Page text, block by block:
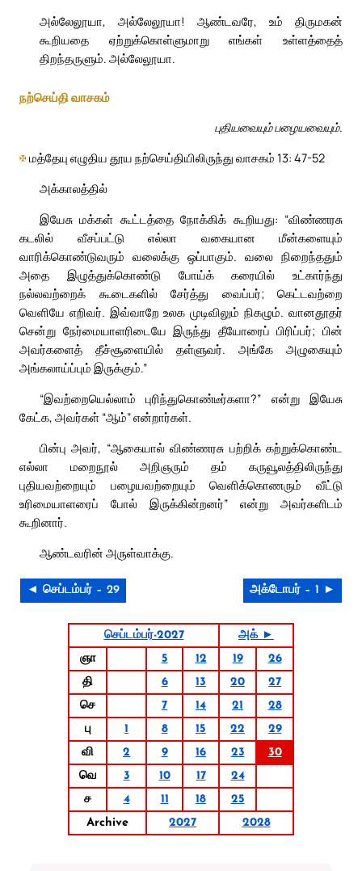
அல்லேலூயா, அல்லேலூயா! ஆண்டவரே, உம் திருமகன்
கூறியதை ஏற்றுக்கொள்ளுமாறு எங்கள் உள்ளத்தைத்
திறந்தருளும். அல்லேலூயா.
நற்செய்தி வாசகம்
புதியவையும் பழையவையும்.
✠மத்தேயு எழுதிய தூய நற்செய்தியிலிருந்து வாசகம் 13: 47-52
அக்காலத்தில்
இயேசு மக்கள் கூட்டத்தை நோக்கிக் கூறியது: “விண்ணரசு
கடலில் வீசப்பட்டு எல்லா வகையான மீன்களையும்
வாரிக்கொண்டுவரும் வலைக்கு ஒப்பாகும். வலை நிறைந்ததும்
அதை இழுத்துக்கொண்டு போய்க் கரையில் உட்கார்ந்து
நல்லவற்றைக் கூடைகளில் சேர்த்து வைப்பர்; கெட்டவற்றை
வெளியே எறிவர். இவ்வாறே உலக முடிவிலும் நிகழும். வானதூதர்
சென்று நேர்மையாளரிடையே இருந்து தீயோரைப் பிரிப்பர்; பின்
அவர்களைத் தீச்சூளையில் தள்ளுவர். அங்கே அழுகையும்
அங்கலாய்ப்பும் இருக்கும்.”
“இவற்றையெல்லாம் புரிந்துகொண்டீர்களா?” என்று இயேசு
கேட்க, அவர்கள் “ஆம்” என்றார்கள்.
பின்பு அவர், “ஆகையால் விண்ணரசு பற்றிக் கற்றுக்கொண்ட
எல்லா மறைநூல் அறிஞரும் தம் கருவூலத்திலிருந்து
புதியவற்றையும் பழையவற்றையும் வெளிக்கொணரும் வீட்டு
உரிமையாளரைப் போல் இருக்கின்றனர்” என்று அவர்களிடம்
கூறினார்.
ஆண்டவரின் அருள்வாக்கு.
◄ செப்டம்பர் – 29 அக்டோபர் – 1 ►
செப்டம்பர்-2027
அக் ►
ஞா
5 12 19
26
தி
6 13 20
27
செ
7 14 21
28
பு
1 8 15 22
29
வி
2 9 16 23
30
வெ
3 10 17
24
ச
4 11 18
25
Archive
2027 2028